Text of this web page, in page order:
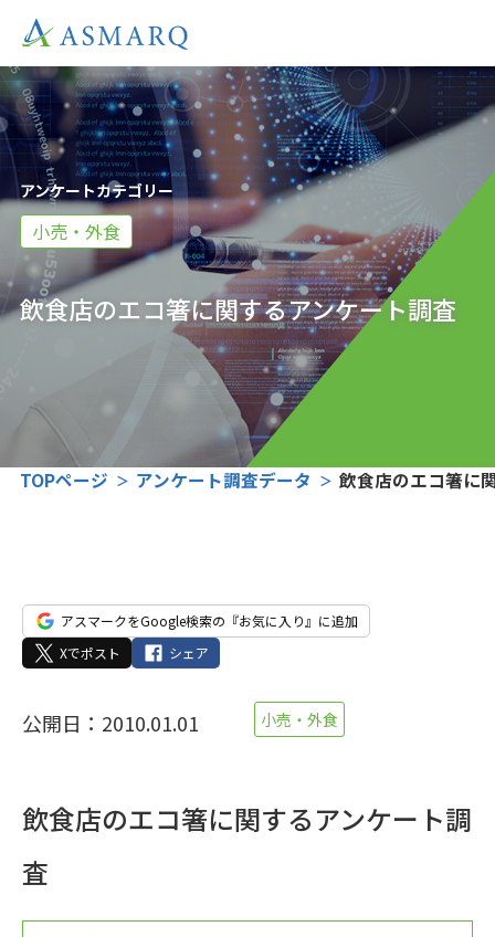
アンケートカテゴリー
小売・外食
飲食店のエコ箸に関するアンケート調査
TOPページ アンケート調査データ 飲食店のエコ箸に
アスマークをGoogle検索の『お気に入り』に追加
Xでポスト
シェア
公開日：2010.01.01 小売・外食
飲食店のエコ箸に関するアンケート調
査